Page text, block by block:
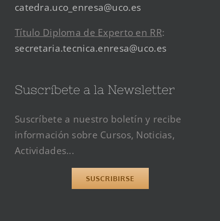
catedra.uco_enresa@uco.es
Título Diploma de Experto en RR:
secretaria.tecnica.enresa@uco.es
Suscríbete a la Newsletter
Suscríbete a nuestro boletín y recibe
información sobre Cursos, Noticias,
Actividades...
SUSCRIBIRSE